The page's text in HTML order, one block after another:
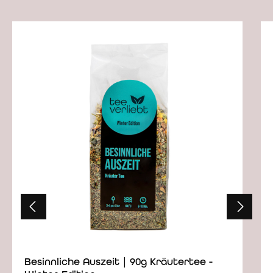
Besinnliche Auszeit | 90g Kräutertee -